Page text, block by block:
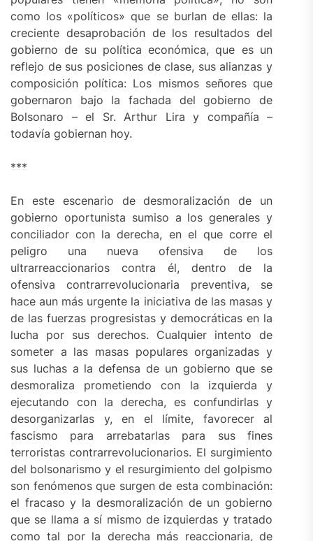
como los «políticos» que se burlan de ellas: la
creciente desaprobación de los resultados del
gobierno de su política económica, que es un
reflejo de sus posiciones de clase, sus alianzas y
composición política: Los mismos señores que
gobernaron bajo la fachada del gobierno de
Bolsonaro – el Sr. Arthur Lira y compañía –
todavía gobiernan hoy.
***
En este escenario de desmoralización de un
gobierno oportunista sumiso a los generales y
conciliador con la derecha, en el que corre el
peligro una nueva ofensiva de los
ultrarreaccionarios contra él, dentro de la
ofensiva contrarrevolucionaria preventiva, se
hace aun más urgente la iniciativa de las masas y
de las fuerzas progresistas y democráticas en la
lucha por sus derechos. Cualquier intento de
someter a las masas populares organizadas y
sus luchas a la defensa de un gobierno que se
desmoraliza prometiendo con la izquierda y
ejecutando con la derecha, es confundirlas y
desorganizarlas y, en el límite, favorecer al
fascismo para arrebatarlas para sus fines
terroristas contrarrevolucionarios. El surgimiento
del bolsonarismo y el resurgimiento del golpismo
son fenómenos que surgen de esta combinación:
el fracaso y la desmoralización de un gobierno
que se llama a sí mismo de izquierdas y tratado
como tal por la derecha más reaccionaria, de